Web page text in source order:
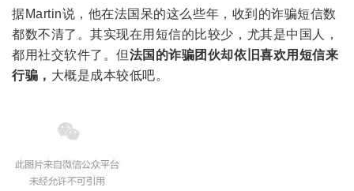
据Martin说，他在法国呆的这么些年，收到的诈骗短信数
都数不清了。其实现在用短信的比较少，尤其是中国人，
都用社交软件了。但法国的诈骗团伙却依旧喜欢用短信来
行骗， 大概是成本较低吧。